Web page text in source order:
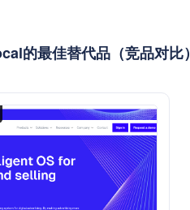
的最佳替代品（竞品对比）